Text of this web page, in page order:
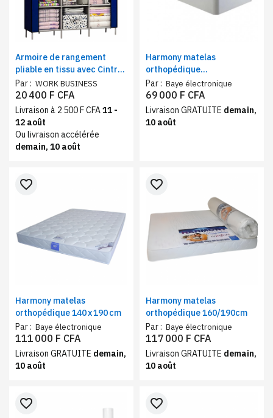
Armoire de rangement
pliable en tissu avec Cintres
offerts - Bleu
Par : WORK BUSINESS
20 400 F CFA
Livraison à 2 500 F CFA11 -
12 août
Ou livraison accélérée
demain, 10 août
Harmony matelas
orthopédique
90/190,Confort Ferme
Par : Baye électronique
69 000 F CFA
Livraison GRATUITE demain,
10 août
Harmony matelas
orthopédique 140 x 190 cm
Par : Baye électronique
favorite_border
111 000 F CFA
Livraison GRATUITE demain,
10 août
Harmony matelas
orthopédique 160/190cm
Par : Baye électronique
favorite_border
117 000 F CFA
Livraison GRATUITE demain,
10 août
favorite_border favorite_border